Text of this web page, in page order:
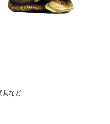
具など